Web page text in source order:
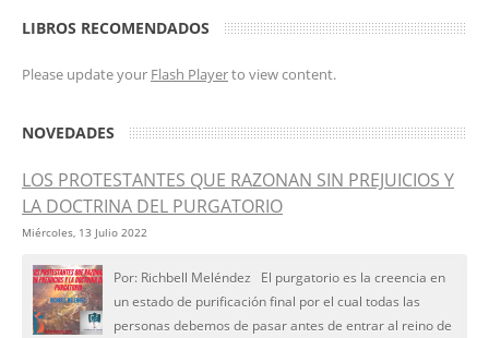
LIBROS RECOMENDADOS
Please update your Flash Playerto view content.
NOVEDADES
LOS PROTESTANTES QUE RAZONAN SIN PREJUICIOS Y
LA DOCTRINA DEL PURGATORIO
Miércoles, 13 Julio 2022
Por: Richbell Meléndez El purgatorio es la creencia en
un estado de purificación final por el cual todas las
personas debemos de pasar antes de entrar al reino de